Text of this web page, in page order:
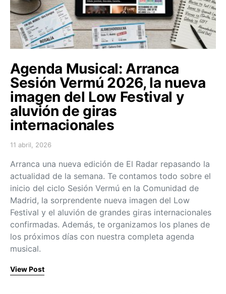
Agenda Musical: Arranca
Sesión Vermú 2026, la nueva
imagen del Low Festival y
aluvión de giras
internacionales
Posted on
11 abril, 2026
Arranca una nueva edición de El Radar repasando la
actualidad de la semana. Te contamos todo sobre el
inicio del ciclo Sesión Vermú en la Comunidad de
Madrid, la sorprendente nueva imagen del Low
Festival y el aluvión de grandes giras internacionales
confirmadas. Además, te organizamos los planes de
los próximos días con nuestra completa agenda
musical.
View Post